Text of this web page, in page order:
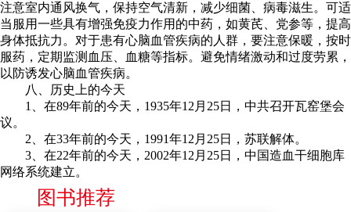
注意室内通风换气，保持空气清新，减少细菌、病毒滋生。可适
当服用一些具有增强免疫力作用的中药，如黄芪、党参等，提高
身体抵抗力。对于患有心脑血管疾病的人群，要注意保暖，按时
服药，定期监测血压、血糖等指标。避免情绪激动和过度劳累，
以防诱发心脑血管疾病。
八、历史上的今天
1、在89年前的今天，1935年12月25日，中共召开瓦窑堡会
议。
2、在33年前的今天，1991年12月25日，苏联解体。
3、在22年前的今天，2002年12月25日，中国造血干细胞库
网络系统建立。
图书推荐